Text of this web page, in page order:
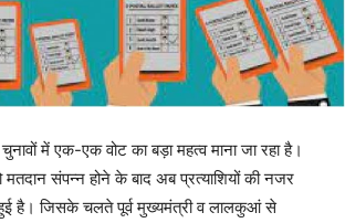
में एक-एक वोट का बड़ा महत्व माना जा रहा है।
मतदान संपन्न होने के बाद अब प्रत्याशियों की नजर
है। जिसके चलते पूर्व मुख्यमंत्री व लालकुआं से